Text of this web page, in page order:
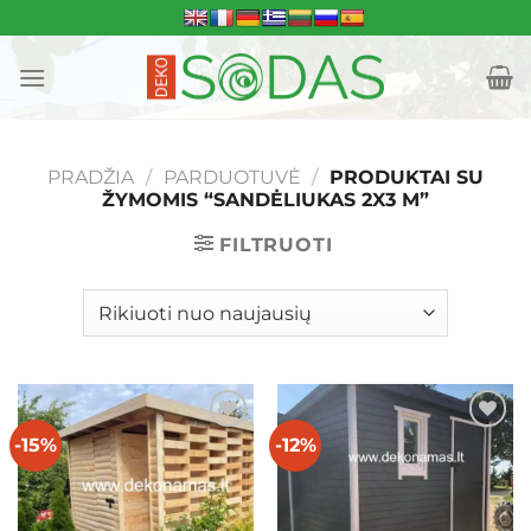
to
content
PRADŽIA / PARDUOTUVĖ / PRODUKTAI SU
ŽYMOMIS “SANDĖLIUKAS 2X3 M”
FILTRUOTI
-15% Mėgstamiausias -12% Mėgstamiausias